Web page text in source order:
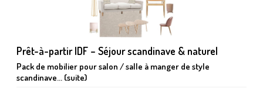
Prêt-à-partir IDF – Séjour scandinave & naturel
Pack de mobilier pour salon / salle à manger de style
scandinave... (suite)